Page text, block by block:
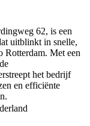
62, is een
uitblinkt in snelle,
Rotterdam. Met een
het bedrijf
en efficiënte